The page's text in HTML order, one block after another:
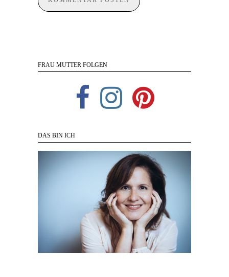
FRAU MUTTER FOLGEN
DAS BIN ICH